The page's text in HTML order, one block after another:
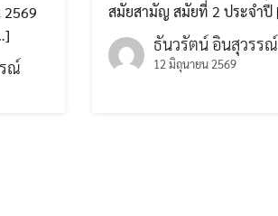
2569
ณ์
สมัยสามัญ สมัยที่ 2 ประจำปี
ธันวรัตน์ อินสุวรรณ์
12 มิถุนายน 2569